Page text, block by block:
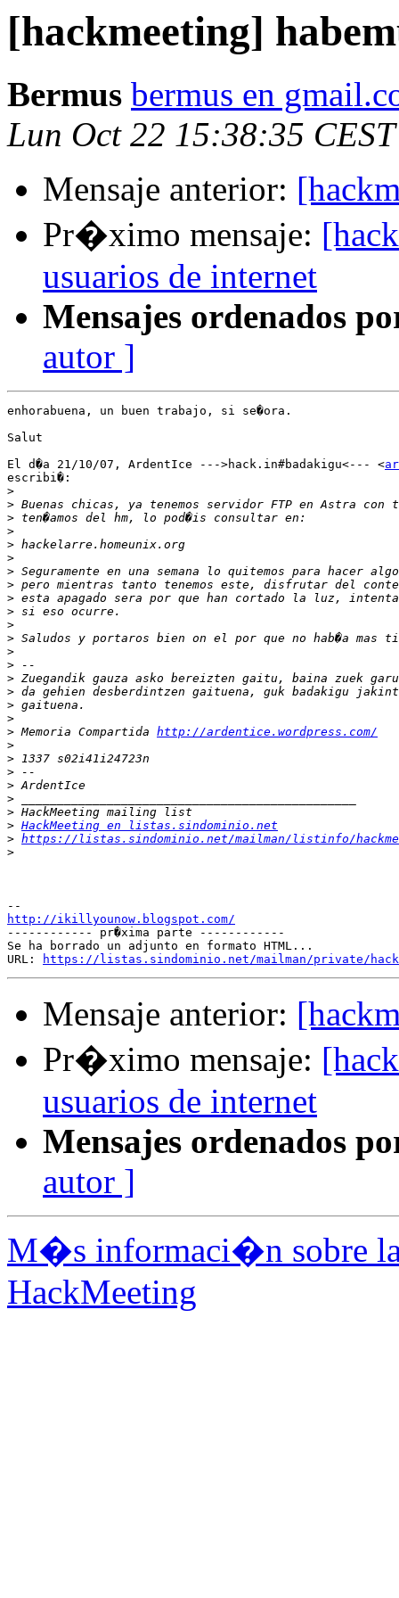
[hackmeeting]
Bermus bermus en
Lun Oct 22 15:38:35
Mensaje anterior:
Pr�ximo mensaje:
usuarios de internet
Mensajes ordenados
autor ]
enhorabuena, un buen trabajo, si se�ora.
Salut
El d�a 21/10/07, ArdentIce --->hack.in#badakigu<--- <
escribi�:
>
>
>
>
>
>
>
>
>
>
>
>
>
>
>
>
>
>
> Memoria Compartida http://ardentice.wordpress.com/
>
>
>
>
>
>
> HackMeeting en listas.sindominio.net
> https://listas.sindominio.net/mailman/listinfo/
>
http://ikillyounow.blogspot.com/
------------ pr�xima parte ------------
Se ha borrado un adjunto en formato HTML...
URL:
https://listas.sindominio.net/mailman/private/
Mensaje anterior:
Pr�ximo mensaje:
usuarios de internet
Mensajes ordenados
autor ]
M�s informaci�n sobre
HackMeeting